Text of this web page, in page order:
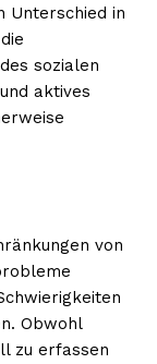
Unterschied in
sozialen
aktives
von
Obwohl
zu erfassen